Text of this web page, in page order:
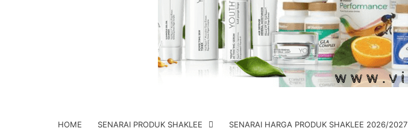
HOME SENARAI PRODUK SHAKLEE SENARAI HARGA PRODUK SHAKLEE 2026/2027